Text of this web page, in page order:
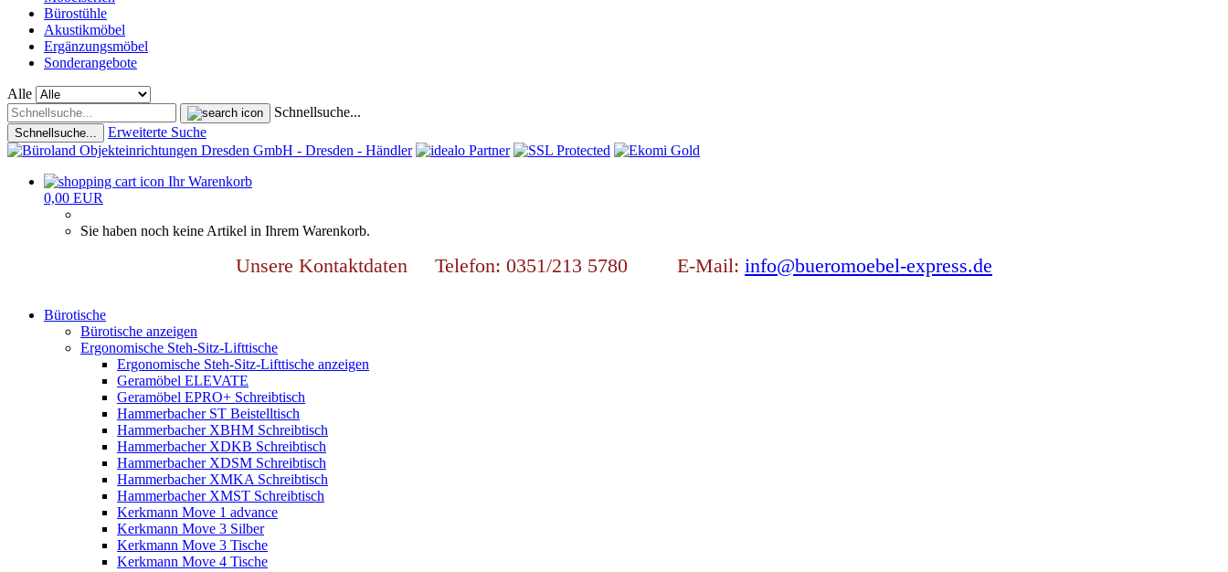
Bürostühle
Akustikmöbel
Ergänzungsmöbel
Sonderangebote
Alle
Schnellsuche...
Schnellsuche... Erweiterte Suche
Ihr Warenkorb
0,00 EUR
Sie haben noch keine Artikel in Ihrem Warenkorb.
Unsere Kontaktdaten Telefon: 0351/213 5780 E-Mail: info@bueromoebel-express.de
Bürotische
Bürotische anzeigen
Ergonomische Steh-Sitz-Lifttische
Ergonomische Steh-Sitz-Lifttische anzeigen
Geramöbel ELEVATE
Geramöbel EPRO+ Schreibtisch
Hammerbacher ST Beistelltisch
Hammerbacher XBHM Schreibtisch
Hammerbacher XDKB Schreibtisch
Hammerbacher XDSM Schreibtisch
Hammerbacher XMKA Schreibtisch
Hammerbacher XMST Schreibtisch
Kerkmann Move 1 advance
Kerkmann Move 3 Silber
Kerkmann Move 3 Tische
Kerkmann Move 4 Tische